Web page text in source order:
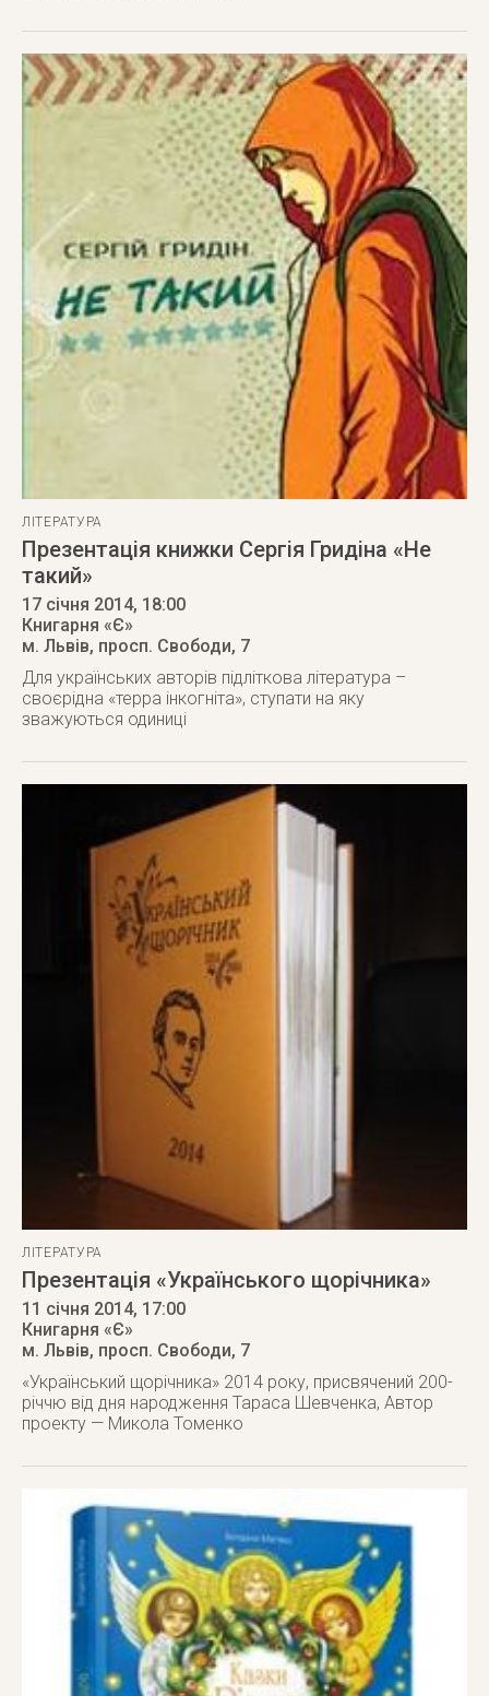
ЛІТЕРАТУРА
Презентація книжки Сергія Гридіна «Не
такий»
17 січня 2014, 18:00
Книгарня «Є»
м. Львів, просп. Свободи, 7
Для українських авторів підліткова література –
своєрідна «терра інкогніта», ступати на яку
зважуються одиниці
ЛІТЕРАТУРА
Презентація «Українського щорічника»
11 січня 2014, 17:00
Книгарня «Є»
м. Львів, просп. Свободи, 7
«Український щорічника» 2014 року, присвячений 200-
річчю від дня народження Тараса Шевченка, Автор
проекту — Микола Томенко